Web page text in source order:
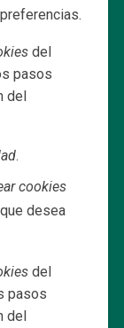
del
pasos
del
.
cookies
desea
del
pasos
del